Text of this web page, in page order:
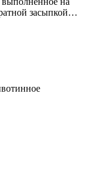
засыпкой…